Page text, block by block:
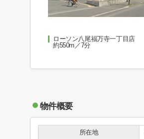
ローソン八尾福万寺一丁目店
約550m／7分
物件概要
所在地